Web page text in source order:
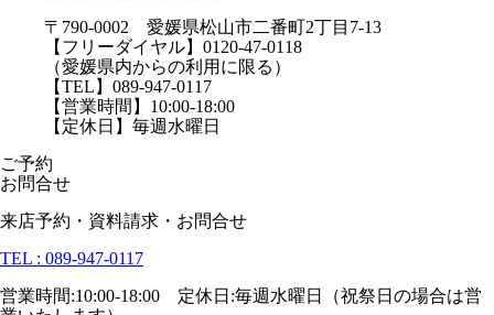
〒790-0002 愛媛県松山市二番町2丁目7-13
【フリーダイヤル】0120-47-0118
（愛媛県内からの利用に限る）
【TEL】089-947-0117
【営業時間】10:00-18:00
【定休日】毎週水曜日
ご予約
お問合せ
来店予約・資料請求・お問合せ
TEL : 089-947-0117
営業時間:10:00-18:00 定休日:毎週水曜日（祝祭日の場合は営